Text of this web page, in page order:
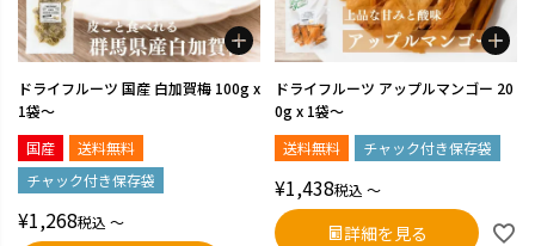
ドライフルーツ 国産 白加賀梅 100g x
1袋～
国産
送料無料
チャック付き保存袋
¥1,268税込 〜
ドライフルーツ アップルマンゴー 20
0g x 1袋～
送料無料
チャック付き保存袋
¥1,438税込 〜
詳細を見る